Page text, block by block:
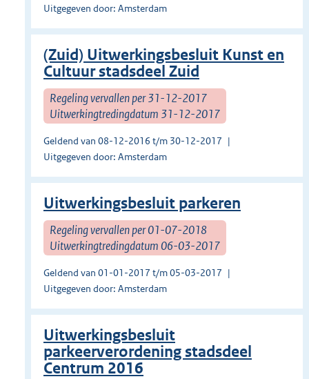
Uitgegeven door: Amsterdam
(Zuid) Uitwerkingsbesluit Kunst en
Cultuur stadsdeel Zuid
Regeling vervallen per 31-12-2017
Uitwerkingtredingdatum 31-12-2017
Geldend van 08-12-2016 t/m 30-12-2017
Uitgegeven door: Amsterdam
Uitwerkingsbesluit parkeren
Regeling vervallen per 01-07-2018
Uitwerkingtredingdatum 06-03-2017
Geldend van 01-01-2017 t/m 05-03-2017
Uitgegeven door: Amsterdam
Uitwerkingsbesluit
parkeerverordening stadsdeel
Centrum 2016